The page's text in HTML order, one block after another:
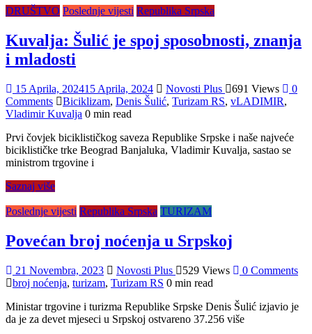
DRUŠTVO Poslednje vijesti Republika Srpska
Kuvalja: Šulić je spoj sposobnosti, znanja
i mladosti
15 Aprila, 202415 Aprila, 2024 Novosti Plus 691 Views
0
Comments
Biciklizam, Denis Šulić, Turizam RS, vLADIMIR,
Vladimir Kuvalja 0 min read
Prvi čovjek biciklističkog saveza Republike Srpske i naše najveće
biciklističke trke Beograd Banjaluka, Vladimir Kuvalja, sastao se
ministrom trgovine i
Saznaj više
Poslednje vijesti Republika Srpska TURIZAM
Povećan broj noćenja u Srpskoj
21 Novembra, 2023 Novosti Plus 529 Views
0 Comments
broj noćenja, turizam, Turizam RS 0 min read
Ministar trgovine i turizma Republike Srpske Denis Šulić izjavio je
da je za devet mjeseci u Srpskoj ostvareno 37.256 više